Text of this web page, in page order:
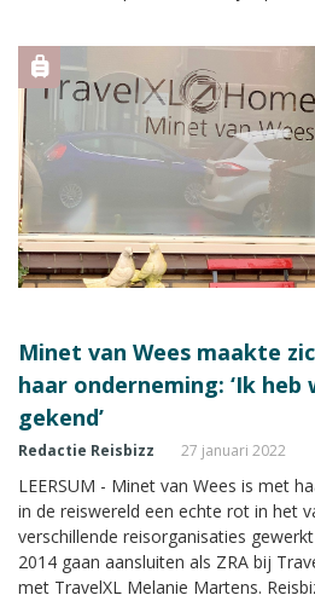
Eilanden.
Minet van Wees maakte
haar onderneming: ‘Ik heb
gekend’
Redactie Reisbizz 27 januari 2022
LEERSUM - Minet van Wees is met
in de reiswereld een echte rot in het
verschillende reisorganisaties
2014 gaan aansluiten als ZRA bij
met TravelXL Melanie Martens.